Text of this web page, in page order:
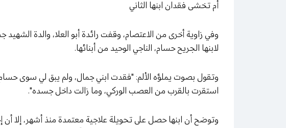
أم تخشى فقدان ابنها الثاني
وفي زاوية أخرى من الاعتصام، وقفت رائدة أبو العلا، والدة
لابنها الجريح حسام، الناجي الوحيد من أبنائها.
وتقول بصوت يملؤه الألم: "فقدت ابني جمال، ولم يبق لي سوى
استقرت بالقرب من العصب الوركي، وما زالت داخل جسده".
وتوضح أن ابنها حصل على تحويلة علاجية معتمدة منذ أشهر، إلا أن